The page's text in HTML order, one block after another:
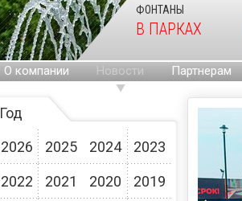
ФОНТАНЫ
В ПАРКАХ
О компании Новости Партнерам
Год
2026
2025 2024 2023
2022 2021 2020 2019